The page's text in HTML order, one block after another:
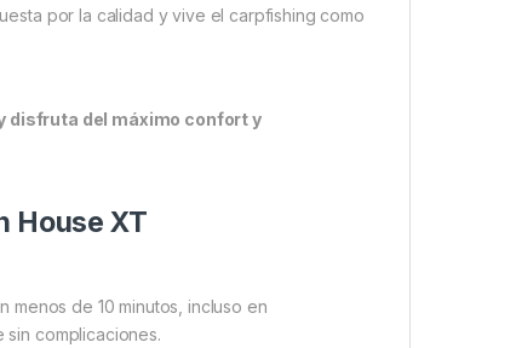
por la calidad y vive el carpfishing como
disfruta del máximo confort y
House XT
menos de 10 minutos, incluso en
complicaciones.